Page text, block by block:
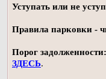
Уступать или не
Правила парковки -
Порог
ЗДЕСЬ.